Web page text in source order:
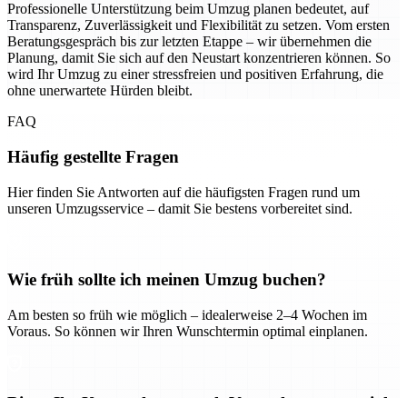
Professionelle Unterstützung beim Umzug planen bedeutet, auf
Transparenz, Zuverlässigkeit und Flexibilität zu setzen. Vom ersten
Beratungsgespräch bis zur letzten Etappe – wir übernehmen die
Planung, damit Sie sich auf den Neustart konzentrieren können. So
wird Ihr Umzug zu einer stressfreien und positiven Erfahrung, die
ohne unerwartete Hürden bleibt.
FAQ
Häufig gestellte Fragen
Hier finden Sie Antworten auf die häufigsten Fragen rund um
unseren Umzugsservice – damit Sie bestens vorbereitet sind.
Wie früh sollte ich meinen Umzug buchen?
Am besten so früh wie möglich – idealerweise 2–4 Wochen im
Voraus. So können wir Ihren Wunschtermin optimal einplanen.